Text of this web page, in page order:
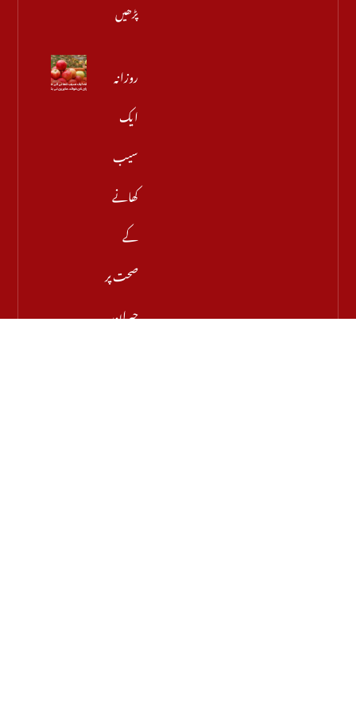
پڑھیں
روزانہ
ایک
سیب
کھانے
کے
صحت پر
حیران